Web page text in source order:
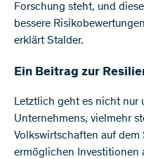
Forschung steht, und
bessere
erklärt Stalder.
Ein Beitrag zur
Letztlich geht es nicht nur
Unternehmens, vielmehr
Volkswirtschaften auf dem
ermöglichen Investitionen